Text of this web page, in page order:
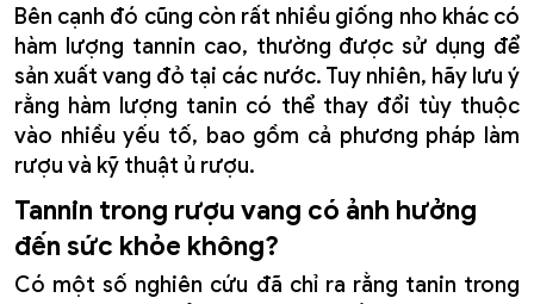
Bên cạnh đó cũng còn rất nhiều giống nho khác có
hàm lượng tannin cao, thường được sử dụng để
sản xuất vang đỏ tại các nước. Tuy nhiên, hãy lưu ý
rằng hàm lượng tanin có thể thay đổi tùy thuộc
vào nhiều yếu tố, bao gồm cả phương pháp làm
rượu và kỹ thuật ủ rượu.
Tannin trong rượu vang có ảnh hưởng
đến sức khỏe không?
Có một số nghiên cứu đã chỉ ra rằng tanin trong